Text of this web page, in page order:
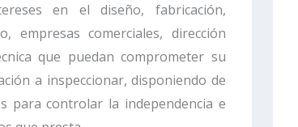
en el diseño, fabricación,
empresas comerciales, dirección
que puedan comprometer su
a inspeccionar, disponiendo de
para controlar la independencia e